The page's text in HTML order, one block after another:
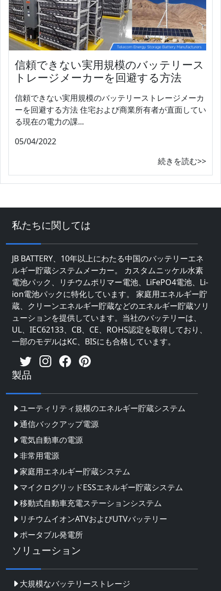
信頼できない実用規模のバッテリース
トレージメーカーを回避する方法
信頼できない実用規模のバッテリーストレージメーカ
ーを回避する方法 住宅および商業所有者が直面してい
る現在の電力の課...
05/04/2022
続きを読む>>
私たちに関しては
JB BATTERY、10年以上にわたる中国のバッテリーエネ
ルギー貯蔵システムメーカー。 カスタムニッケル水素
電池パック、リチウムポリマー電池、LiFePO4電池、Li-
ion電池パックに特化しています。 家庭用エネルギー貯
蔵、クリーンエネルギー貯蔵などのエネルギー貯蔵ソリ
ューションを提供しています。当社のバッテリーは、
UL、IEC62133、CB、CE、ROHS認定を取得しており、
一部のモデルはKC、BISにも合格しています。
製品
ユーティリティ規模のエネルギー貯蔵システム
通信バックアップ電源
電気自動車の電源
非常用電源
家庭用エネルギー貯蔵システム
マイクログリッドESSエネルギー貯蔵システム
移動式自動車充電ステーションシステム
リチウムイオンATVおよびUTVバッテリー
ポータブル発電所
ソリューション
大規模なバッテリーストレージ